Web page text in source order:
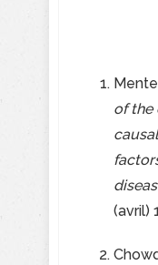
of the
(avril)